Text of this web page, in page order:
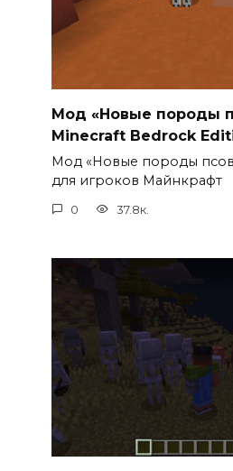
Мод «Новые породы
Minecraft Bedrock
Мод «Новые породы
для игроков Майнкрафт
0 37.8к.